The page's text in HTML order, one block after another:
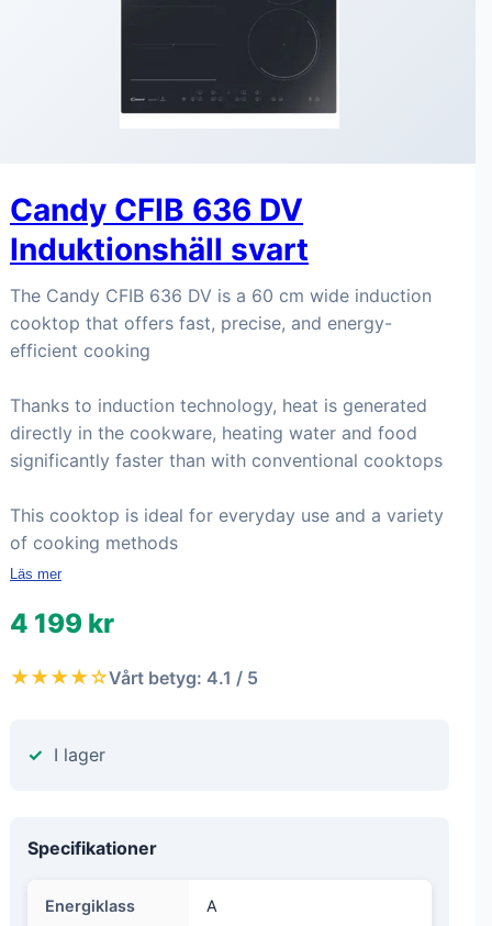
Candy CFIB 636 DV
Induktionshäll svart
The Candy CFIB 636 DV is a 60 cm wide induction
cooktop that offers fast, precise, and energy-
efficient cooking
Thanks to induction technology, heat is generated
directly in the cookware, heating water and food
significantly faster than with conventional cooktops
This cooktop is ideal for everyday use and a variety
of cooking methods
Läs mer
4 199 kr
★★★★☆Vårt betyg: 4.1 / 5
I lager
Specifikationer
Energiklass A